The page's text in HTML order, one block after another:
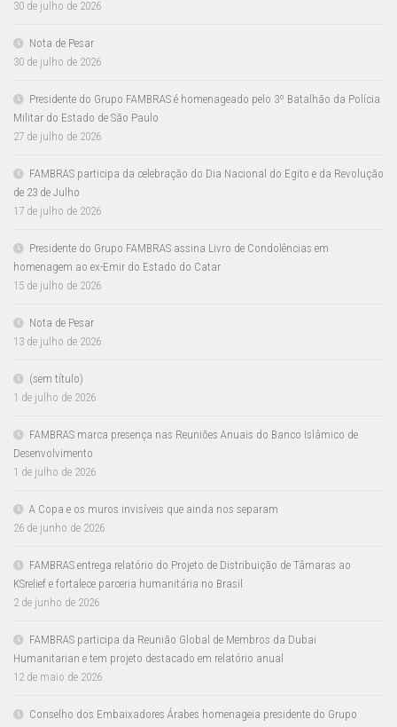
30 de julho de 2026
Nota de Pesar
30 de julho de 2026
Presidente do Grupo FAMBRAS é homenageado pelo 3º Batalhão da Polícia
Militar do Estado de São Paulo
27 de julho de 2026
FAMBRAS participa da celebração do Dia Nacional do Egito e da Revolução
de 23 de Julho
17 de julho de 2026
Presidente do Grupo FAMBRAS assina Livro de Condolências em
homenagem ao ex-Emir do Estado do Catar
15 de julho de 2026
Nota de Pesar
13 de julho de 2026
(sem título)
1 de julho de 2026
FAMBRAS marca presença nas Reuniões Anuais do Banco Islâmico de
Desenvolvimento
1 de julho de 2026
A Copa e os muros invisíveis que ainda nos separam
26 de junho de 2026
FAMBRAS entrega relatório do Projeto de Distribuição de Tâmaras ao
KSrelief e fortalece parceria humanitária no Brasil
2 de junho de 2026
FAMBRAS participa da Reunião Global de Membros da Dubai
Humanitarian e tem projeto destacado em relatório anual
12 de maio de 2026
Conselho dos Embaixadores Árabes homenageia presidente do Grupo